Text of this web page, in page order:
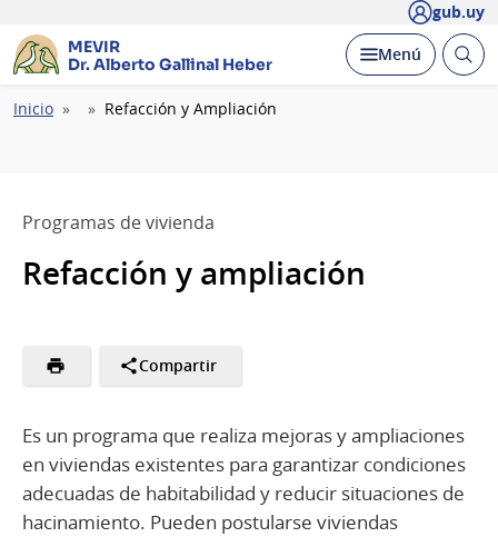
gub.uy
MEVIR
Dr. Alberto Gallinal Heber
Desplegar
Menú Abrir
Ruta
Inicio Refacción y Ampliación
Programas de vivienda
Refacción y ampliación
Compartir
Es un programa que realiza mejoras y ampliaciones
en viviendas existentes para garantizar condiciones
adecuadas de habitabilidad y reducir situaciones de
hacinamiento. Pueden postularse viviendas